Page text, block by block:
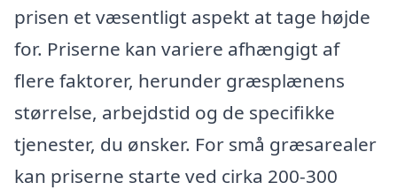
prisen et væsentligt aspekt at tage højde
for. Priserne kan variere afhængigt af
flere faktorer, herunder græsplænens
størrelse, arbejdstid og de specifikke
tjenester, du ønsker. For små græsarealer
kan priserne starte ved cirka 200-300